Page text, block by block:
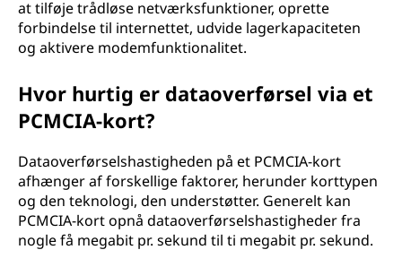
at tilføje trådløse netværksfunktioner, oprette
forbindelse til internettet, udvide lagerkapaciteten
og aktivere modemfunktionalitet.
Hvor hurtig er dataoverførsel via et
PCMCIA-kort?
Dataoverførselshastigheden på et PCMCIA-kort
afhænger af forskellige faktorer, herunder korttypen
og den teknologi, den understøtter. Generelt kan
PCMCIA-kort opnå dataoverførselshastigheder fra
nogle få megabit pr. sekund til ti megabit pr. sekund.